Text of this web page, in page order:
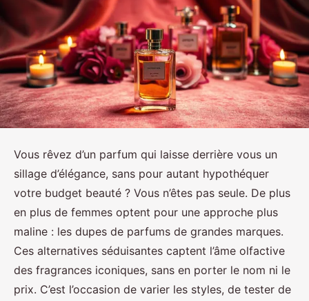
Vous rêvez d’un parfum qui laisse derrière vous un
sillage d’élégance, sans pour autant hypothéquer
votre budget beauté ? Vous n’êtes pas seule. De plus
en plus de femmes optent pour une approche plus
maline : les dupes de parfums de grandes marques.
Ces alternatives séduisantes captent l’âme olfactive
des fragrances iconiques, sans en porter le nom ni le
prix. C’est l’occasion de varier les styles, de tester de